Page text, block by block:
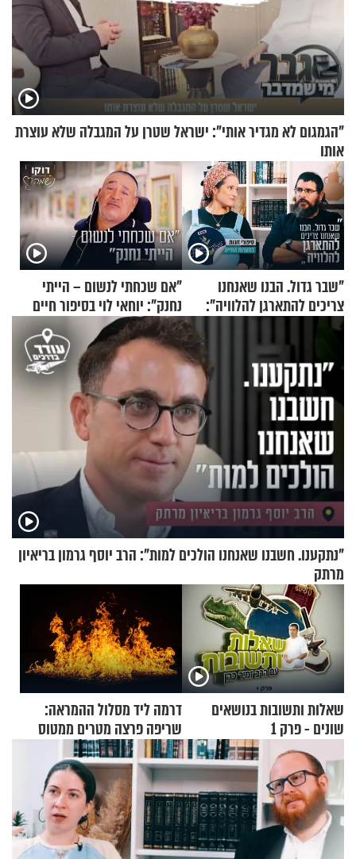
"הגמגום לא מגדיר אותי": ישראל שטרן על המגבלה שלא עוצרת
אותו
"שבר גדול. הבנו שאנחנו
צריכים להתארגן להלוויה":
זוגיות במבחן, הפעם עם מרים
"אם שכחתי לנשום – הייתי
נחנק": יוחאי לוי בסיפור חיים
מעורר השראה
"נתקענו. חשבנו שאנחנו הולכים למות": הרב יוסף גרמון בריאיון
מרתק
שאלות ותשובות בנושאים
שונים - פרק 1
דרמה ליד מסלול ההמראה:
שריפה פרצה מטרים ממטוס
מלא בנוסעים